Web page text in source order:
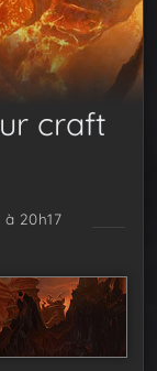
craft
à 20h17